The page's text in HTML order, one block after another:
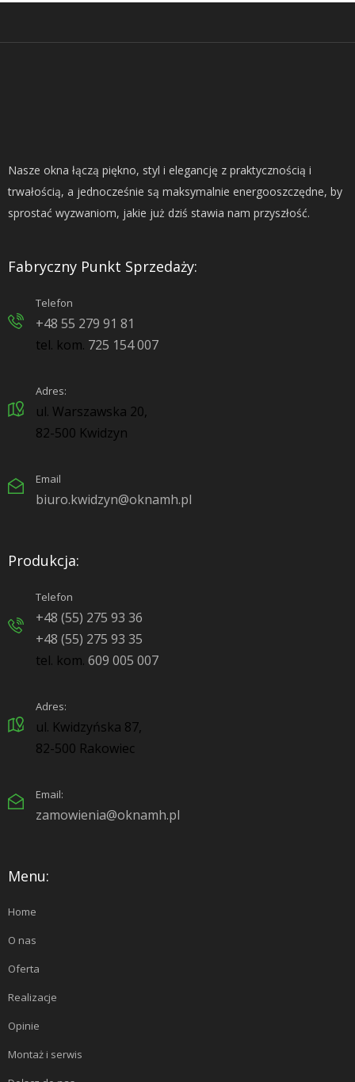
Nasze okna łączą piękno, styl i elegancję z praktycznością i
trwałością, a jednocześnie są maksymalnie energooszczędne, by
sprostać wyzwaniom, jakie już dziś stawia nam przyszłość.
Fabryczny Punkt Sprzedaży:
Telefon
+48 55 279 91 81
tel. kom. 725 154 007
Adres:
ul. Warszawska 20,
82-500 Kwidzyn
Email
biuro.kwidzyn@oknamh.pl
Produkcja:
Telefon
+48 (55) 275 93 36
+48 (55) 275 93 35
tel. kom. 609 005 007
Adres:
ul. Kwidzyńska 87,
82-500 Rakowiec
Email:
zamowienia@oknamh.pl
Menu:
Home
O nas
Oferta
Realizacje
Opinie
Montaż i serwis